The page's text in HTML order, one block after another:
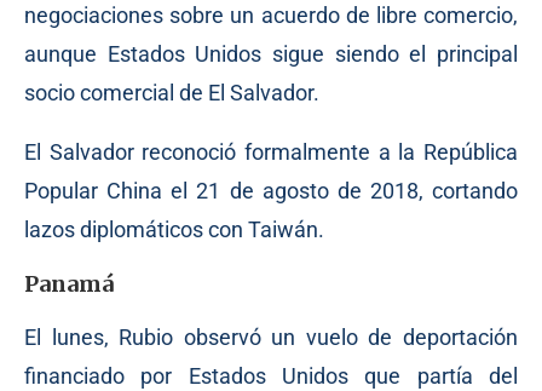
negociaciones sobre un acuerdo de libre comercio,
aunque Estados Unidos sigue siendo el principal
socio comercial de El Salvador.
El Salvador reconoció formalmente a la República
Popular China el 21 de agosto de 2018, cortando
lazos diplomáticos con Taiwán.
Panamá
El lunes, Rubio observó un vuelo de deportación
financiado por Estados Unidos que partía del